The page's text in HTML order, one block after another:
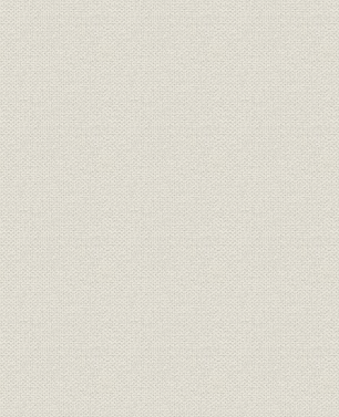
第7節 グローバリゼーションを支えた各
第8節 ITとの融合、新エネルギーへの挑戦
第5章 再出発
第1節 世界金融危機
第2節 新経営体制の発足
第3節 品質問題
第4節 グローバルビジョン
第5節 たび重なる苦難と試練
第6節 新たな成長を目指して